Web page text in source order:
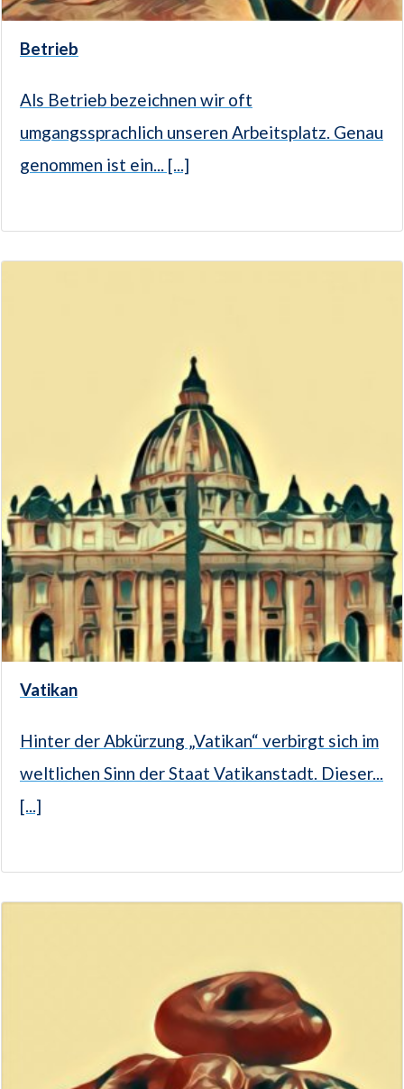
Betrieb
Als Betrieb bezeichnen wir oft
umgangssprachlich unseren Arbeitsplatz. Genau
genommen ist ein... [...]
Vatikan
Hinter der Abkürzung „Vatikan“ verbirgt sich im
weltlichen Sinn der Staat Vatikanstadt. Dieser...
[...]